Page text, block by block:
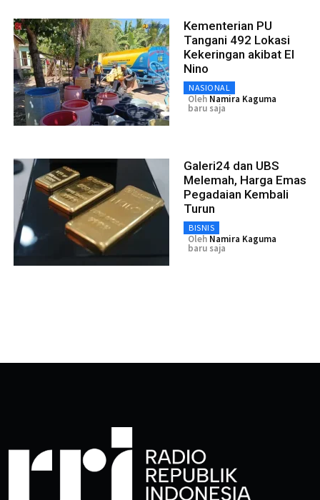
Kementerian PU
Tangani 492 Lokasi
Kekeringan akibat El
Nino
NASIONAL
Oleh Namira Kaguma
baru saja
Galeri24 dan UBS
Melemah, Harga Emas
Pegadaian Kembali
Turun
BISNIS
Oleh Namira Kaguma
baru saja